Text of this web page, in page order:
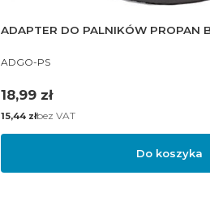
ADAPTER DO PALNIKÓW PROPAN
PRODUCENT
ADGO-PS
Cena
18,99 zł
Cena
15,44 złbez VAT
Do koszyka